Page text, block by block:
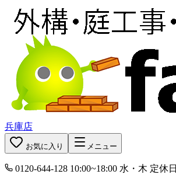
兵庫店
お気に入り メニュー
0120-644-128 10:00~18:00 水・木 定休日